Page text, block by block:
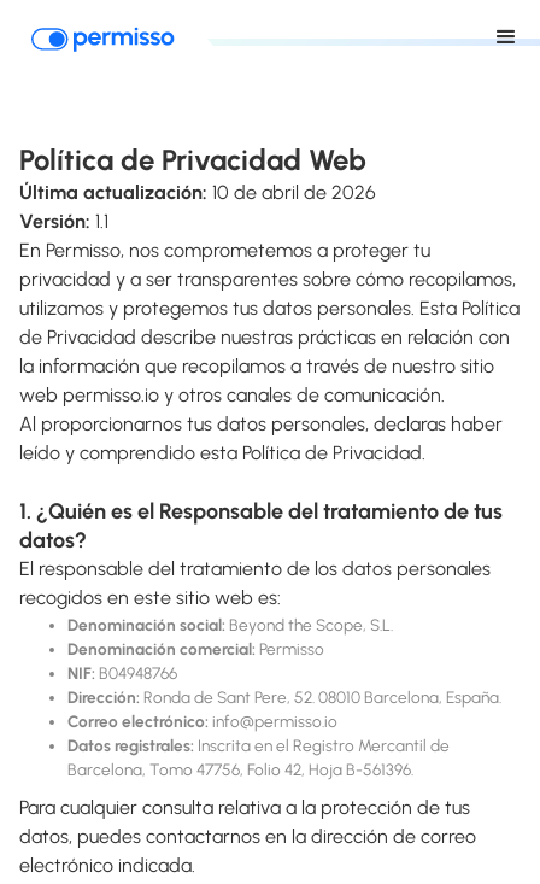
Política de Privacidad Web
Última actualización: 10 de abril de 2026
Versión: 1.1
En Permisso, nos comprometemos a proteger tu
privacidad y a ser transparentes sobre cómo recopilamos,
utilizamos y protegemos tus datos personales. Esta Política
de Privacidad describe nuestras prácticas en relación con
la información que recopilamos a través de nuestro sitio
web permisso.io y otros canales de comunicación.
Al proporcionarnos tus datos personales, declaras haber
leído y comprendido esta Política de Privacidad.
1. ¿Quién es el Responsable del tratamiento de tus
datos?
El responsable del tratamiento de los datos personales
recogidos en este sitio web es:
Denominación social: Beyond the Scope, S.L.
Denominación comercial: Permisso
NIF: B04948766
Dirección: Ronda de Sant Pere, 52. 08010 Barcelona, España.
Correo electrónico: info@permisso.io
Datos registrales: Inscrita en el Registro Mercantil de
Barcelona, Tomo 47756, Folio 42, Hoja B-561396.
Para cualquier consulta relativa a la protección de tus
datos, puedes contactarnos en la dirección de correo
electrónico indicada.